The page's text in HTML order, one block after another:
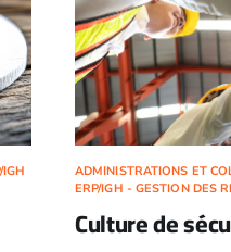
ADMINISTRATIONS ET
ERP/IGH - GESTION DES
Culture de